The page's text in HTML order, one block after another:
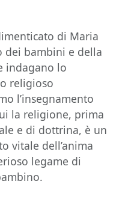
di Maria
dei bambini e della
indagano lo
religioso
l’insegnamento
la religione, prima
e di dottrina, è un
vitale dell’anima
legame di